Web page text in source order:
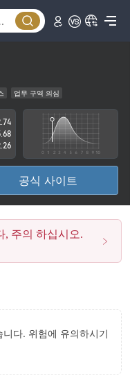
업무 구역 의심
공식 사이트
, 주의 하십시오.
다. 위험에 유의하시기